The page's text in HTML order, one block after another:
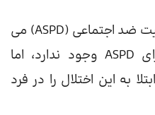
چه چیزی باعث اختلال شخصیت ضد اجتماعی (ASPD) می
شود؟ هیچ دلیل واحدی برای ASPD وجود ندارد، اما
به این اختلال را در فرد